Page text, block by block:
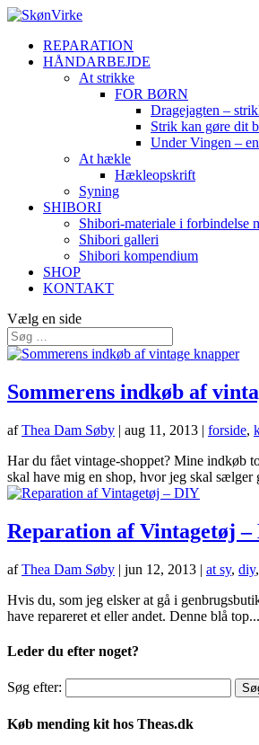
REPARATION
HÅNDARBEJDE
At strikke
FOR BØRN
Dragejagten –
Strik kan gøre dit
Under Vingen –
At hækle
Hækleopskrift
Syning
SHIBORI
Shibori-materiale i forbindelse
Shibori galleri
Shibori kompendium
SHOP
KONTAKT
Vælg en side
Sommerens indkøb af
afThea Dam Søby | aug 11, 2013 | forside,
Har du fået vintage-shoppet? Mine indkøb
skal have mig en shop, hvor jeg skal sælger
Reparation af Vintagetøj –
afThea Dam Søby | jun 12, 2013 | at sy, diy,
Hvis du, som jeg elsker at gå i
have repareret et eller andet. Denne blå top...
Leder du efter noget?
Søg efter:
Køb mending kit hos Theas.dk